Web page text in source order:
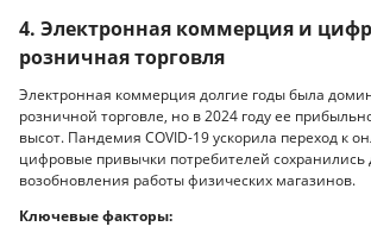
4. Электронная коммерция и
розничная торговля
Электронная коммерция долгие годы была
розничной торговле, но в 2024 году ее
высот. Пандемия COVID-19 ускорила переход к
цифровые привычки потребителей сохранились
возобновления работы физических магазинов.
Ключевые факторы: